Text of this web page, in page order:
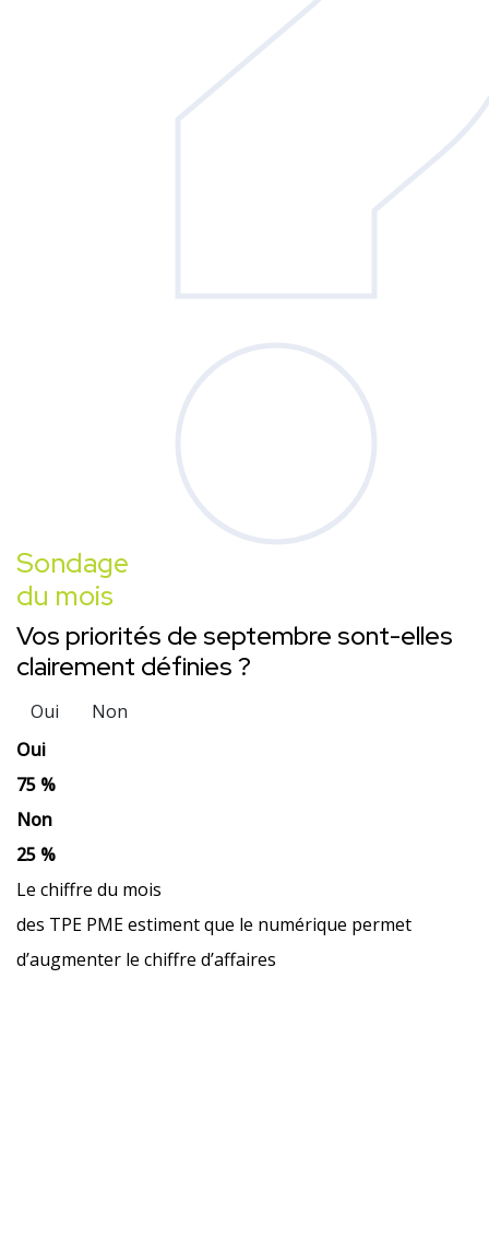
Sondage
du mois
Vos priorités de septembre sont-elles
clairement définies ?
Oui
Non
Oui
75 %
Non
25 %
Le chiffre du mois
des TPE PME estiment que le numérique permet
d’augmenter le chiffre d’affaires